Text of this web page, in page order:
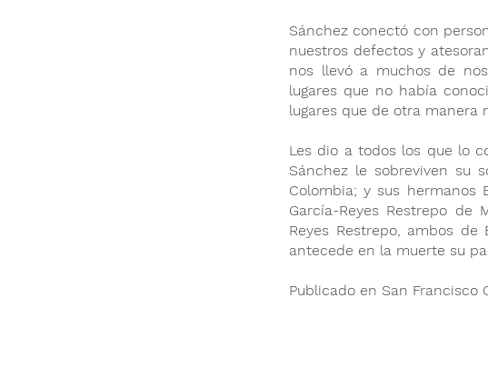
Sánchez conectó con
nuestros defectos y
nos llevó a muchos de
lugares que no había
lugares que de otra manera
Les dio a todos los que lo
Sánchez le sobreviven su
Colombia; y sus hermanos
García-Reyes Restrepo de
Reyes Restrepo, ambos
antecede en la muerte su
Publicado en San Francisco